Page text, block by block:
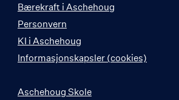
Bærekraft i Aschehoug
Personvern
KI i Aschehoug
Informasjonskapsler (cookies)
Aschehoug Skole